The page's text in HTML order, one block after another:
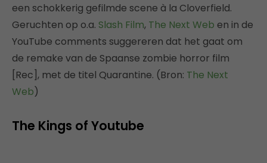
een schokkerig gefilmde scene à la Cloverfield.
Geruchten op o.a. Slash Film, The Next Web en in de
YouTube comments suggereren dat het gaat om
de remake van de Spaanse zombie horror film
[Rec], met de titel Quarantine. (Bron: The Next
Web)
The Kings of Youtube